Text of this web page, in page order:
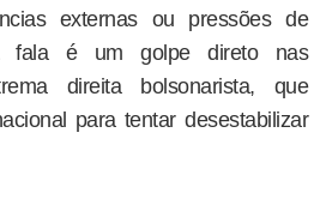
externas ou pressões de
fala é um golpe direto nas
direita bolsonarista, que
para tentar desestabilizar